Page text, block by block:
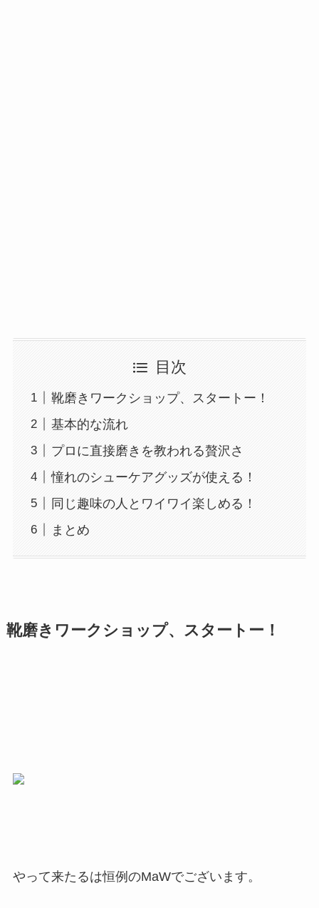
目次
靴磨きワークショップ、スタートー！
基本的な流れ
プロに直接磨きを教われる贅沢さ
憧れのシューケアグッズが使える！
同じ趣味の人とワイワイ楽しめる！
まとめ
靴磨きワークショップ、スタートー！
やって来たるは恒例のMaWでございます。